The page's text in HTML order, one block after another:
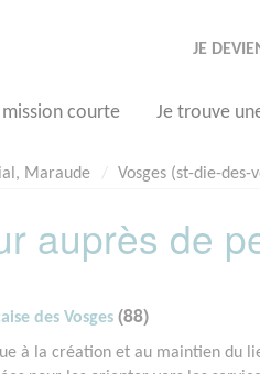
JE
courte Je trouve
Maraude Vosges (st-die-des-
auprès de
des Vosges (88)
à la création et au maintien du